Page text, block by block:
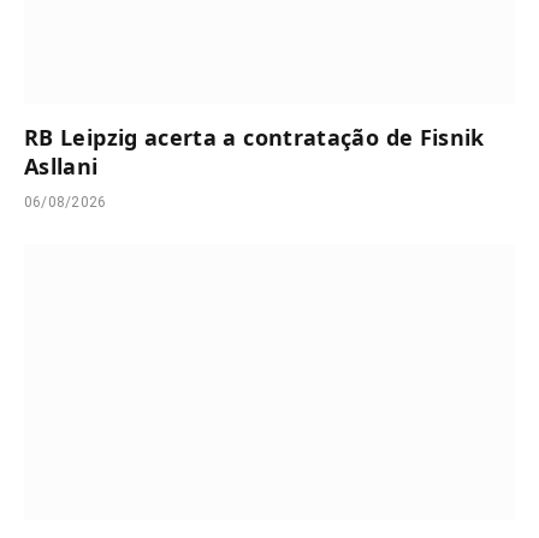
RB Leipzig acerta a contratação de Fisnik
Asllani
06/08/2026